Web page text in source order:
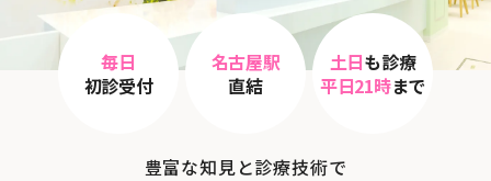
毎日
初診受付
名古屋駅
直結
土日も診療
平日21時まで
豊富な知見と診療技術で